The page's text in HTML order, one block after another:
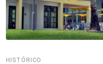
HISTÓRICO